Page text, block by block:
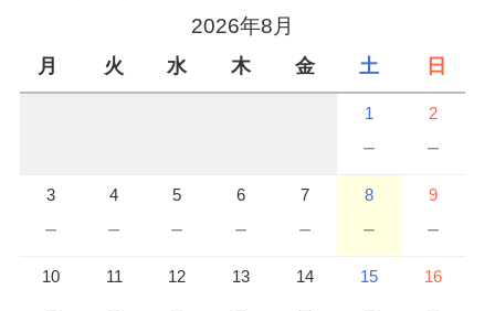
2026年8月
月 火 水 木 金 土 日
1
－
2
－
3
－
4
－
5
－
6
－
7
－
8
－
9
－
10 11 12 13 14 15 16